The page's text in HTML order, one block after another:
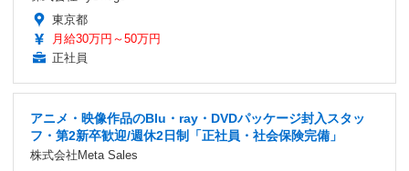
東京都
月給30万円～50万円
正社員
アニメ・映像作品のBlu・ray・DVDパッケージ封入スタッ
フ・第2新卒歓迎/週休2日制「正社員・社会保険完備」
株式会社Meta Sales